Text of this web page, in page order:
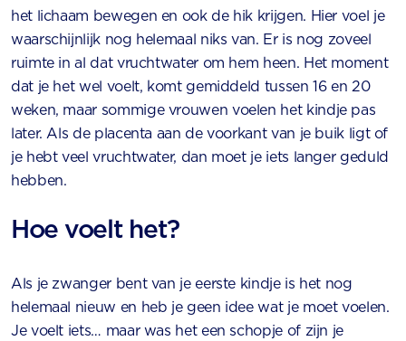
het lichaam bewegen en ook de hik krijgen. Hier voel je
waarschijnlijk nog helemaal niks van. Er is nog zoveel
ruimte in al dat vruchtwater om hem heen. Het moment
dat je het wel voelt, komt gemiddeld tussen 16 en 20
weken, maar sommige vrouwen voelen het kindje pas
later. Als de placenta aan de voorkant van je buik ligt of
je hebt veel vruchtwater, dan moet je iets langer geduld
hebben.
Hoe voelt het?
Als je zwanger bent van je eerste kindje is het nog
helemaal nieuw en heb je geen idee wat je moet voelen.
Je voelt iets… maar was het een schopje of zijn je